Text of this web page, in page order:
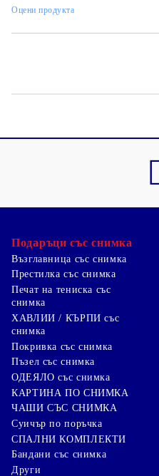
Оцени продукта
Подаръци със снимка
Възглавница със снимка
Престилка със снимка
Печат на тениска със
снимка
ХАВЛИИ / КЪРПИ със
снимка
Покривка със снимка
Пъзел със снимка
ОДЕЯЛО със снимка
КАРТИНА ПО СНИМКА
ЧАШИ СЪС СНИМКА
Суичър по поръчка
СПАЛНИ КОМПЛЕКТИ
Бандани със снимка
Други